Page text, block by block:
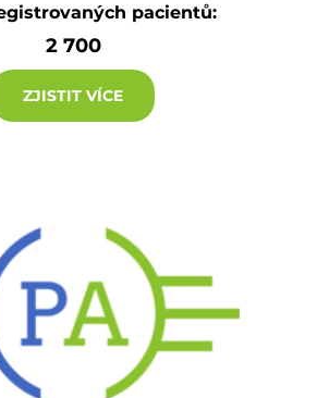
pacientů:
2 700
ZJISTIT VÍCE